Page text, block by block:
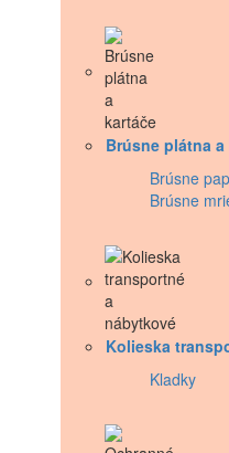
Brúsne plátna
Brúsne
Brúsne
Kolieska
Kladky